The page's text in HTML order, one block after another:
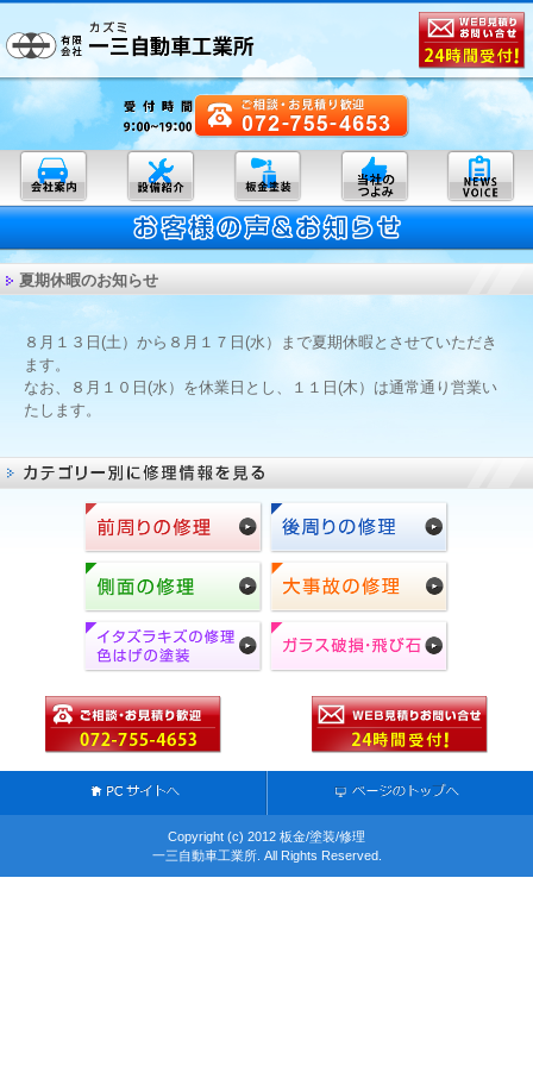
夏期休暇のお知らせ
８月１３日(土）から８月１７日(水）まで夏期休暇とさせていただき
ます。
なお、８月１０日(水）を休業日とし、１１日(木）は通常通り営業い
たします。
Copyright (c) 2012 板金/塗装/修理
一三自動車工業所. All Rights Reserved.